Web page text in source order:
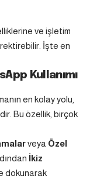
ve işletim
İşte en
Kullanımı
en kolay yolu,
Bu özellik, birçok
veya Özel
İkiz
dokunarak